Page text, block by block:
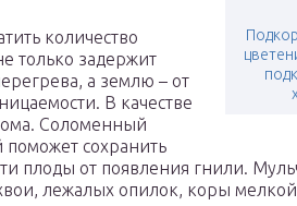
количество
только задержит
а землю – от
В качестве
Соломенный
поможет сохранить
плоды от появления гнили.
лежалых опилок, коры